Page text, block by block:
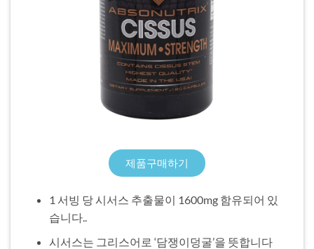
제품구매하기
1 서빙 당 시서스 추출물이 1600mg 함유되어 있
습니다..
시서스는 그리스어로 ‘담쟁이덩굴’을 뜻합니다